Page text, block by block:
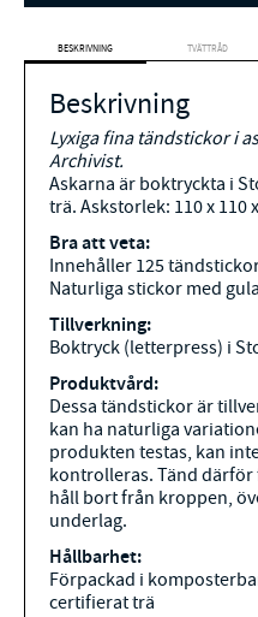
BESKRIVNING TVÄTTRÅD
Beskrivning
Lyxiga fina tändstickor i
Archivist.
Askarna är boktryckta i
trä. Askstorlek: 110 x 110
Bra att veta:
Innehåller 125
Naturliga stickor med
Tillverkning:
Boktryck (letterpress) i
Produktvård:
Dessa tändstickor är
kan ha naturliga
produkten testas, kan
kontrolleras. Tänd
håll bort från kroppen,
underlag.
Hållbarhet:
Förpackad i
certifierat trä